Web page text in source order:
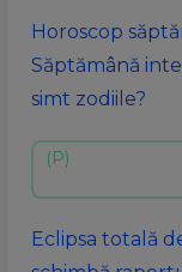
Horoscop
Săptămână
simt zodiile?
Eclipsa totală